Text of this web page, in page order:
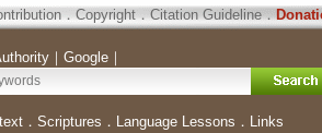
．Copyright．Citation Guideline．
｜ Google｜
． Scriptures ． Language Lessons ． Links